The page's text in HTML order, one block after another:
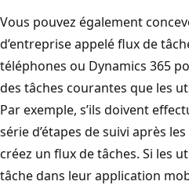
Vous pouvez également
d’entreprise appelé flux de
téléphones ou Dynamics 365
des tâches courantes que les
Par exemple, s’ils doivent
série d’étapes de suivi après
créez un flux de tâches. Si les
tâche dans leur application